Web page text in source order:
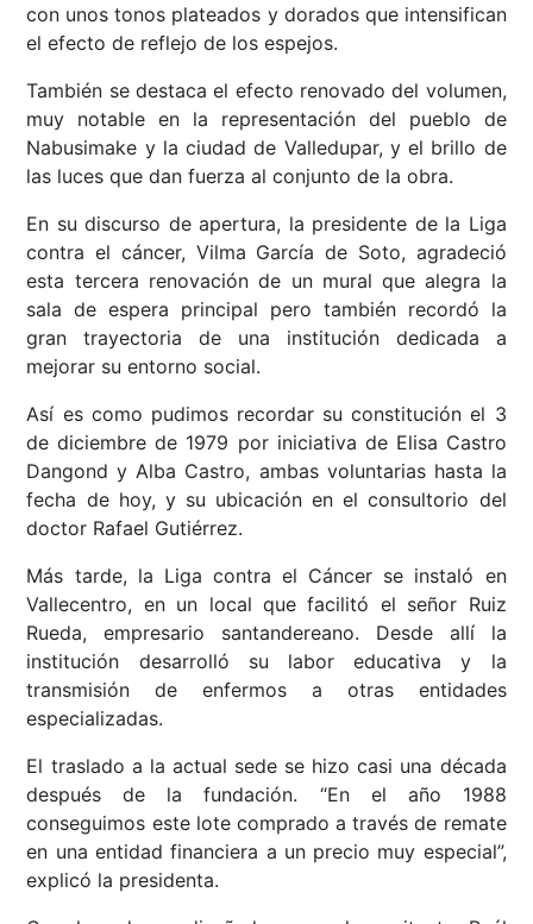
con unos tonos plateados y dorados que intensifican
el efecto de reflejo de los espejos.
También se destaca el efecto renovado del volumen,
muy notable en la representación del pueblo de
Nabusimake y la ciudad de Valledupar, y el brillo de
las luces que dan fuerza al conjunto de la obra.
En su discurso de apertura, la presidente de la Liga
contra el cáncer, Vilma García de Soto, agradeció
esta tercera renovación de un mural que alegra la
sala de espera principal pero también recordó la
gran trayectoria de una institución dedicada a
mejorar su entorno social.
Así es como pudimos recordar su constitución el 3
de diciembre de 1979 por iniciativa de Elisa Castro
Dangond y Alba Castro, ambas voluntarias hasta la
fecha de hoy, y su ubicación en el consultorio del
doctor Rafael Gutiérrez.
Más tarde, la Liga contra el Cáncer se instaló en
Vallecentro, en un local que facilitó el señor Ruiz
Rueda, empresario santandereano. Desde allí la
institución desarrolló su labor educativa y la
transmisión de enfermos a otras entidades
especializadas.
El traslado a la actual sede se hizo casi una década
después de la fundación. “En el año 1988
conseguimos este lote comprado a través de remate
en una entidad financiera a un precio muy especial”,
explicó la presidenta.